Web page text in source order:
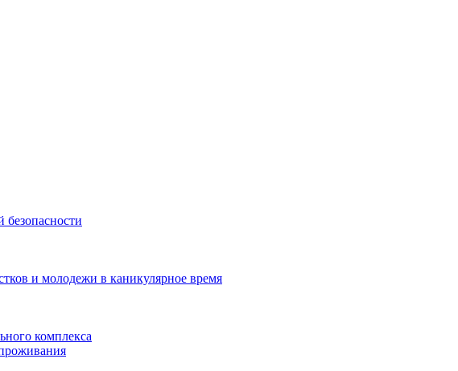
и молодежи в каникулярное время
комплекса